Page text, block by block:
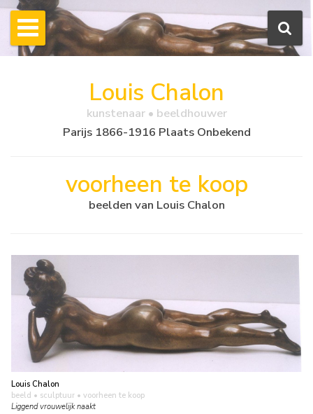
Louis Chalon
kunstenaar • beeldhouwer
Parijs 1866-1916 Plaats Onbekend
voorheen te koop
beelden van Louis Chalon
Louis Chalon
beeld • sculptuur • voorheen te koop
Liggend vrouwelijk naakt